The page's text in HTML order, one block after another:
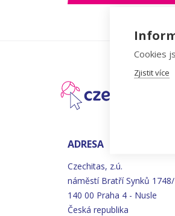
ADRESA
Czechitas, z.ú.
náměstí Bratří Synků
140 00 Praha 4 - Nusle
Česká republika
Cookies
Zjistit více